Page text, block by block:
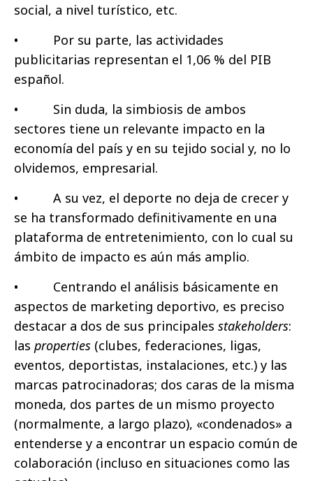
social, a nivel turístico, etc.
• Por su parte, las actividades
publicitarias representan el 1,06 % del PIB
español.
• Sin duda, la simbiosis de ambos
sectores tiene un relevante impacto en la
economía del país y en su tejido social y, no lo
olvidemos, empresarial.
• A su vez, el deporte no deja de crecer y
se ha transformado definitivamente en una
plataforma de entretenimiento, con lo cual su
ámbito de impacto es aún más amplio.
• Centrando el análisis básicamente en
aspectos de marketing deportivo, es preciso
destacar a dos de sus principales stakeholders:
las properties (clubes, federaciones, ligas,
eventos, deportistas, instalaciones, etc.) y las
marcas patrocinadoras; dos caras de la misma
moneda, dos partes de un mismo proyecto
(normalmente, a largo plazo), «condenados» a
entenderse y a encontrar un espacio común de
colaboración (incluso en situaciones como las